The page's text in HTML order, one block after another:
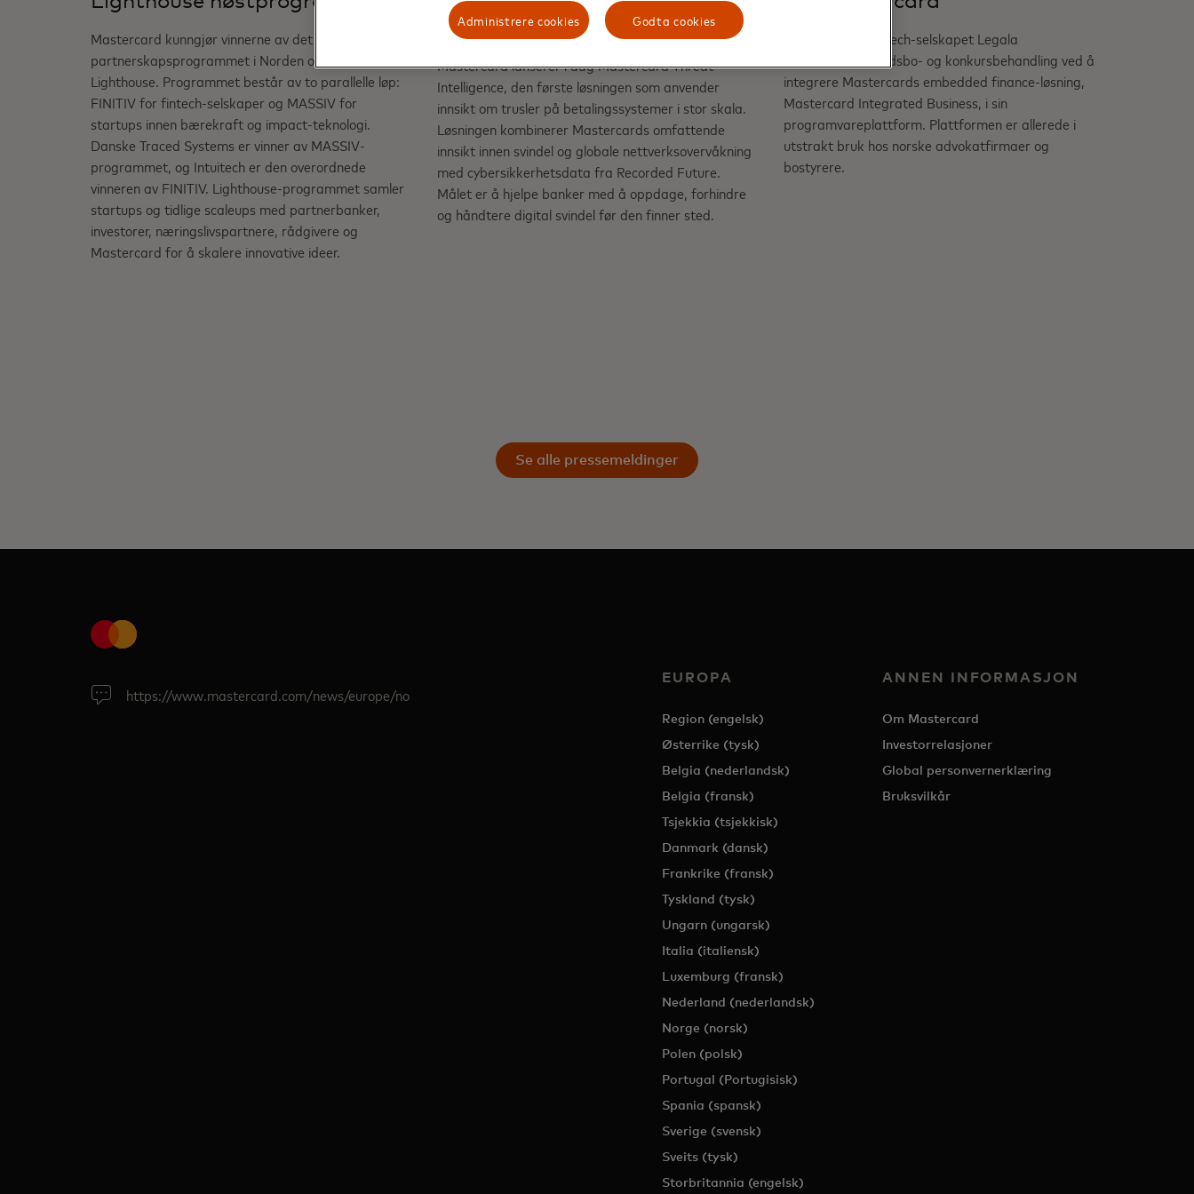
Mastercard kunngjør vinnerne av det ledende
partnerskapsprogrammet i Norden og Baltikum,
Lighthouse. Programmet består av to parallelle løp:
FINITIV for fintech-selskaper og MASSIV for
startups innen bærekraft og impact-teknologi.
Danske Traced Systems er vinner av MASSIV-
programmet, og Intuitech er den overordnede
vinneren av FINITIV. Lighthouse-programmet samler
startups og tidlige scaleups med partnerbanker,
investorer, næringslivspartnere, rådgivere og
Mastercard for å skalere innovative ideer.
stor skala
Mastercard lanserer i dag Mastercard Threat
Intelligence, den første løsningen som anvender
innsikt om trusler på betalingssystemer i stor skala.
Løsningen kombinerer Mastercards omfattende
innsikt innen svindel og globale nettverksovervåkning
med cybersikkerhetsdata fra Recorded Future.
Målet er å hjelpe banker med å oppdage, forhindre
og håndtere digital svindel før den finner sted.
Det norske legal tech-selskapet Legala
transformerer dødsbo- og konkursbehandling ved å
integrere Mastercards embedded finance-løsning,
Mastercard Integrated Business, i sin
programvareplattform. Plattformen er allerede i
utstrakt bruk hos norske advokatfirmaer og
bostyrere.
Se alle pressemeldinger
https://www.mastercard.com/news/europe/no
EUROPA
Region (engelsk)
Østerrike (tysk)
Belgia (nederlandsk)
Belgia (fransk)
Tsjekkia (tsjekkisk)
Danmark (dansk)
Frankrike (fransk)
Tyskland (tysk)
Ungarn (ungarsk)
Italia (italiensk)
Luxemburg (fransk)
Nederland (nederlandsk)
Norge (norsk)
Polen (polsk)
Portugal (Portugisisk)
Spania (spansk)
Sverige (svensk)
Sveits (tysk)
Storbritannia (engelsk)
ANNEN INFORMASJON
Om Mastercard
Investorrelasjoner
Global personvernerklæring
Bruksvilkår
Godta cookies
Administrere cookies